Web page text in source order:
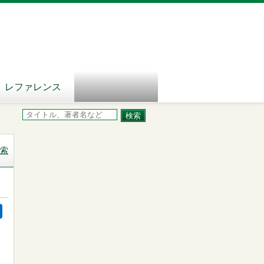
レファレンス